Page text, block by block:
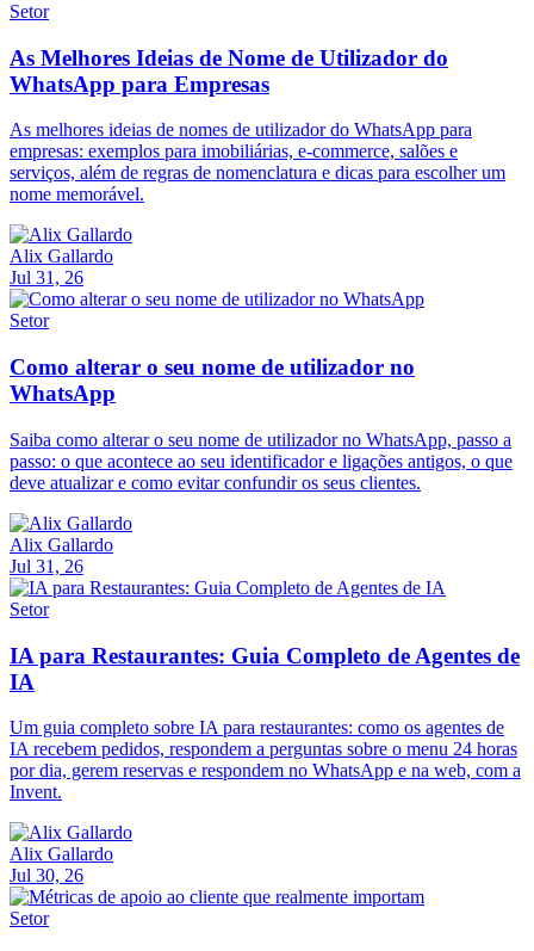
Setor
As Melhores Ideias de Nome de Utilizador do
WhatsApp para Empresas
As melhores ideias de nomes de utilizador do WhatsApp para
empresas: exemplos para imobiliárias, e-commerce, salões e
serviços, além de regras de nomenclatura e dicas para escolher um
nome memorável.
Alix Gallardo
Jul 31, 26
Setor
Como alterar o seu nome de utilizador no
WhatsApp
Saiba como alterar o seu nome de utilizador no WhatsApp, passo a
passo: o que acontece ao seu identificador e ligações antigos, o que
deve atualizar e como evitar confundir os seus clientes.
Alix Gallardo
Jul 31, 26
Setor
IA para Restaurantes: Guia Completo de Agentes de
IA
Um guia completo sobre IA para restaurantes: como os agentes de
IA recebem pedidos, respondem a perguntas sobre o menu 24 horas
por dia, gerem reservas e respondem no WhatsApp e na web, com a
Invent.
Alix Gallardo
Jul 30, 26
Setor